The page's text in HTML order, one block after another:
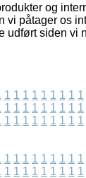
og
vi påtager os
siden vi
1 1 1 1 1 1 1 1 1
1 1 1 1 1 1 1 1 1
1 1 1 1 1 1 1 1 1
1 1 1 1 1 1 1 1 1
1 1 1 1 1 1 1 1 1